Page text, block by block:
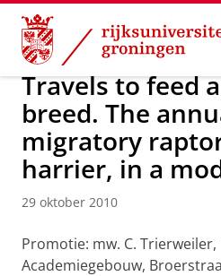
Skip
Content
Skip
Navigation
Over ons Actueel Nieuws
Travels to feed
breed. The
migratory
harrier, in a
29 oktober 2010
Promotie: mw. C. Trierweiler,
Academiegebouw,